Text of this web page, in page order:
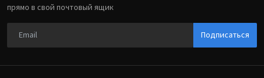
прямо в свой почтовый ящик
Подписаться